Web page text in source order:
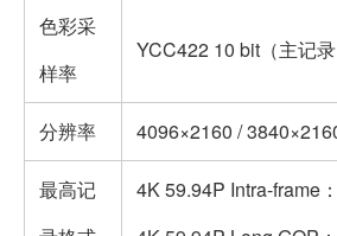
色彩采
样率
YCC422 10 bit（主记
分辨率 4096×2160 /
最高记
4K 59.94P Intra-frame